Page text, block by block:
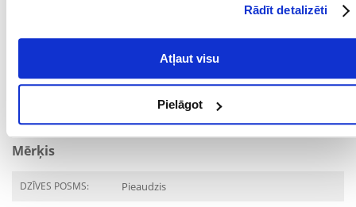
Rādīt detalizēti
Atļaut visu
Pielāgot
IEPAKOJUMA SVARS
0.07
SUGA: Barība/pārtika
APPLAWS
Mērķis
DZĪVES POSMS: Pieaudzis